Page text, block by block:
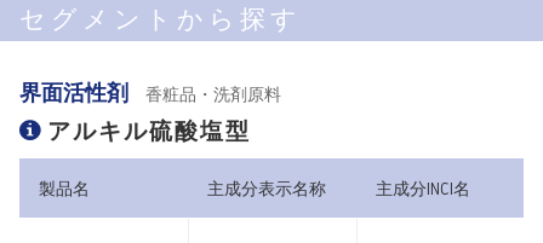
セグメントから探す
界面活性剤 香粧品・洗剤原料
アルキル硫酸塩型
製品名 主成分表示名称 主成分INCI名